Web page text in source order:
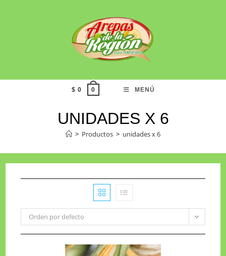
$ 0 0 MENÚ
UNIDADES X 6
> Productos > unidades x 6
Orden por defecto